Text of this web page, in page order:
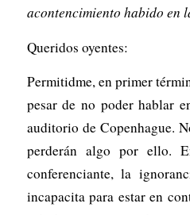
acontencimiento habido en
Queridos oyentes:
Permitidme, en primer
pesar de no poder hablar
auditorio de Copenhague.
perderán algo por ello.
conferenciante, la
incapacita para estar en